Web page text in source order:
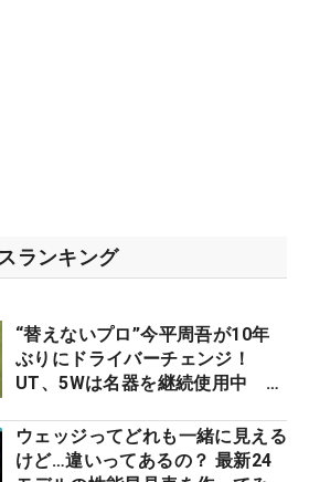
ランキング
“替えないプロ”今平周吾が10年
ぶりにドライバーチェンジ！
UT、5Wは名器を継続使用中 #
ウェッジってどれも一緒に見える
けど…違いってあるの？ 最新24